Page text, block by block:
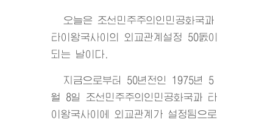
오늘은 조선민주주의인민공화국과
타이왕국사이의 외교관계설정 50돐이
되는 날이다.
지금으로부터 50년전인 1975년 5
월 8일 조선민주주의인민공화국과 타
이왕국사이에 외교관계가 설정됨으로